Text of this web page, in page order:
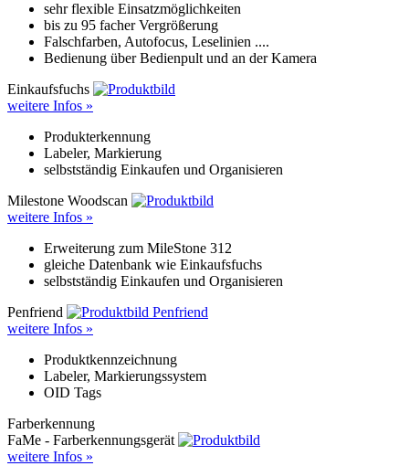
sehr flexible Einsatzmöglichkeiten
bis zu 95 facher Vergrößerung
Falschfarben, Autofocus, Leselinien ....
Bedienung über Bedienpult und an der Kamera
Einkaufsfuchs
weitere Infos »
Produkterkennung
Labeler, Markierung
selbstständig Einkaufen und Organisieren
Milestone Woodscan
weitere Infos »
Erweiterung zum MileStone 312
gleiche Datenbank wie Einkaufsfuchs
selbstständig Einkaufen und Organisieren
Penfriend
weitere Infos »
Produktkennzeichnung
Labeler, Markierungssystem
OID Tags
Farberkennung
FaMe - Farberkennungsgerät
weitere Infos »